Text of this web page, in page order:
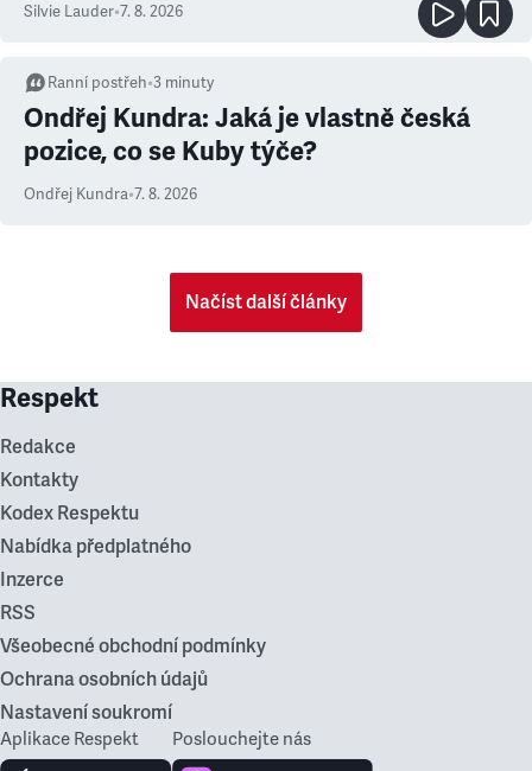
Silvie Lauder•7. 8. 2026
Ranní postřeh•3 minuty
Ondřej Kundra: Jaká je vlastně česká
pozice, co se Kuby týče?
Ondřej Kundra•7. 8. 2026
Načíst další články
Respekt
Redakce
Kontakty
Kodex Respektu
Nabídka předplatného
Inzerce
RSS
Všeobecné obchodní podmínky
Ochrana osobních údajů
Nastavení soukromí
Aplikace Respekt Poslouchejte nás